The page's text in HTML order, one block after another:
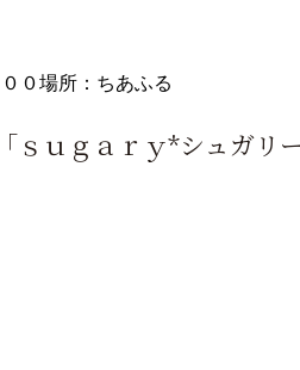
０場所：ちあふる
ｓｕｇａｒｙ*シュガ